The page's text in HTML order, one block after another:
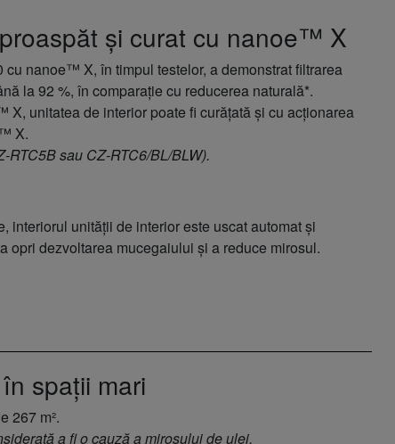
și curat cu nanoe™ X
cu nanoe™ X, în timpul testelor, a demonstrat filtrarea
la 92 %, în comparație cu reducerea naturală*.
X, unitatea de interior poate fi curățată și cu acționarea
X.
RTC5B sau CZ-RTC6/BL/BLW).
interiorul unității de interior este uscat automat și
opri dezvoltarea mucegaiului și a reduce mirosul.
spații mari
267 m².
a fi o cauză a mirosului de ulei.